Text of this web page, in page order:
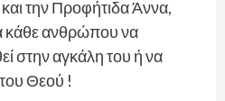
την Προφήτιδα Άννα,
κάθε ανθρώπου να
στην αγκάλη του ή να
Θεού !